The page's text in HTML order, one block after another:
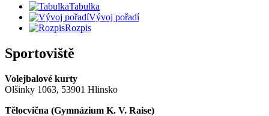
Tabulka
Vývoj pořadí
Rozpis
Sportoviště
Volejbalové kurty
Olšinky 1063, 53901 Hlinsko
Tělocvična (Gymnázium K. V. Raise)